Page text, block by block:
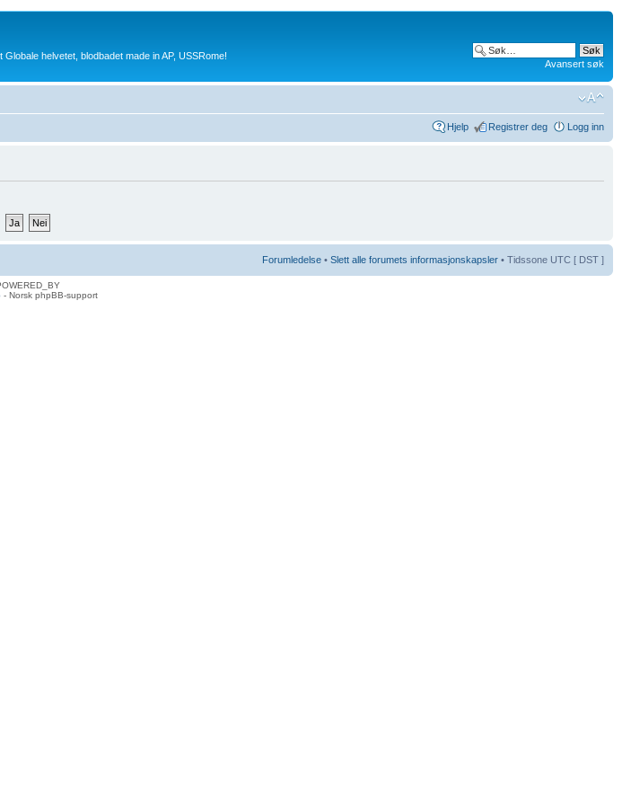
helvetet, blodbadet made in AP, USSRome!
Avansert søk
Hjelp Registrer deg Logg inn
Forumledelse • Slett alle forumets informasjonskapsler • Tidssone UTC [ DST ]
- Norsk phpBB-support